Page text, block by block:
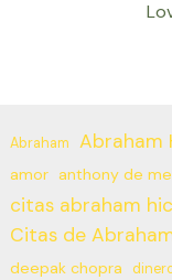
Abraham Abraham
amor anthony de
citas abraham
Citas de
deepak chopra